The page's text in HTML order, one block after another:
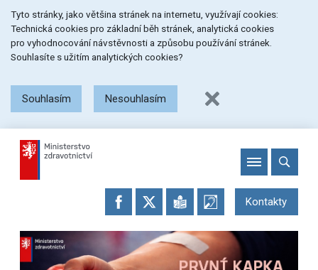
na
menu
na
obsah
na
patičku
stránky
Tyto stránky, jako většina stránek na internetu, využívají cookies:
Technická cookies pro základní běh stránek, analytická cookies
pro vyhodnocování návstěvnosti a způsobu používání stránek.
Souhlasíte s užitím analytických cookies?
Souhlasím Nesouhlasím
Kontakty